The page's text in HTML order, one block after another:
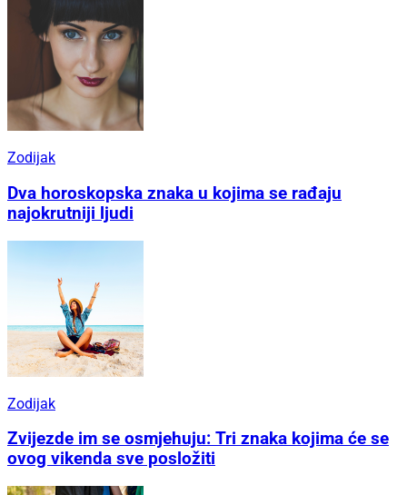
Zodijak
Dva horoskopska znaka u kojima se rađaju
najokrutniji ljudi
Zodijak
Zvijezde im se osmjehuju: Tri znaka kojima će se
ovog vikenda sve posložiti